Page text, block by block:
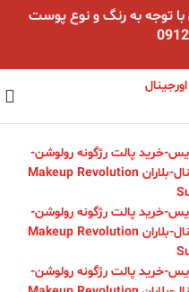
توجه به رنگ و نوع پوست